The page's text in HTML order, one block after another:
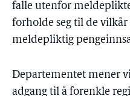
falle utenfor
forholde seg til de
meldepliktig
Departementet mener
adgang til å forenkle